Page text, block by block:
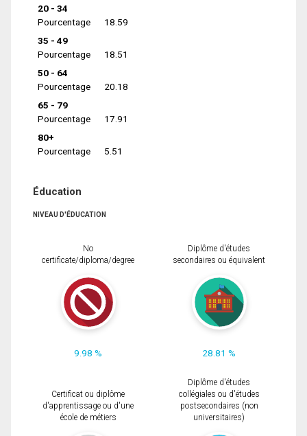
20 - 34
Pourcentage
18.59
35 - 49
Pourcentage
18.51
50 - 64
Pourcentage
20.18
65 - 79
Pourcentage
17.91
80+
Pourcentage
5.51
Éducation
NIVEAU D'ÉDUCATION
No
certificate/diploma/degree
9.98 %
Diplôme d'études
secondaires ou équivalent
28.81 %
Certificat ou diplôme
d'apprentissage ou d'une
école de métiers
Diplôme d'études
collégiales ou d'études
postsecondaires (non
universitaires)